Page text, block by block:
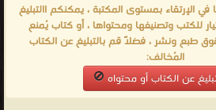
الإرتقاء بمستوى المكتبة ، يمكنكم االتبليغ
للكتب وتصنيفها ومحتواها ، أو كتاب يُمنع
طبع ونشر ، فضلاً قم بالتبليغ عن الكتاب
المُخالف:
عن الكتاب أو محتواه